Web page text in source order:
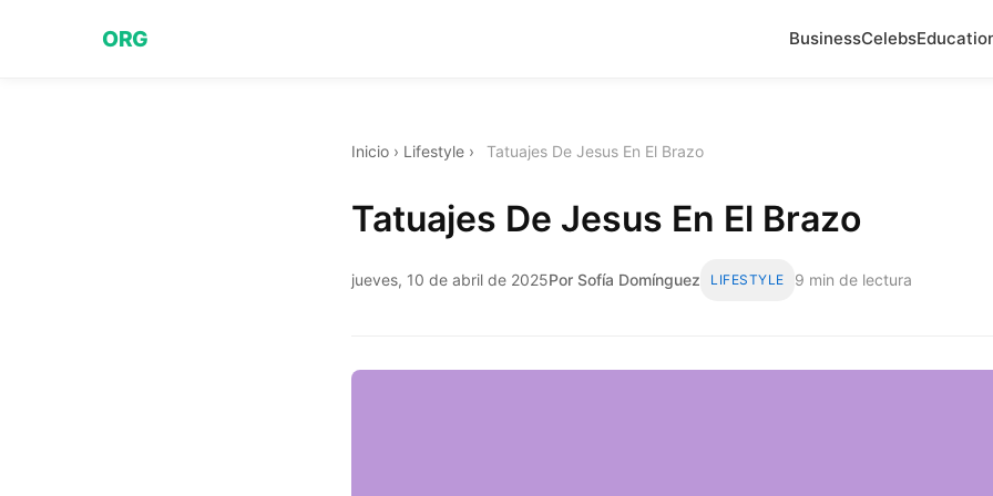
ORG BusinessCelebs
Inicio › Lifestyle › Tatuajes De Jesus En El Brazo
Tatuajes De Jesus En El Brazo
jueves, 10 de abril de 2025Por Sofía Domínguez LIFESTYLE 9 min de lectura